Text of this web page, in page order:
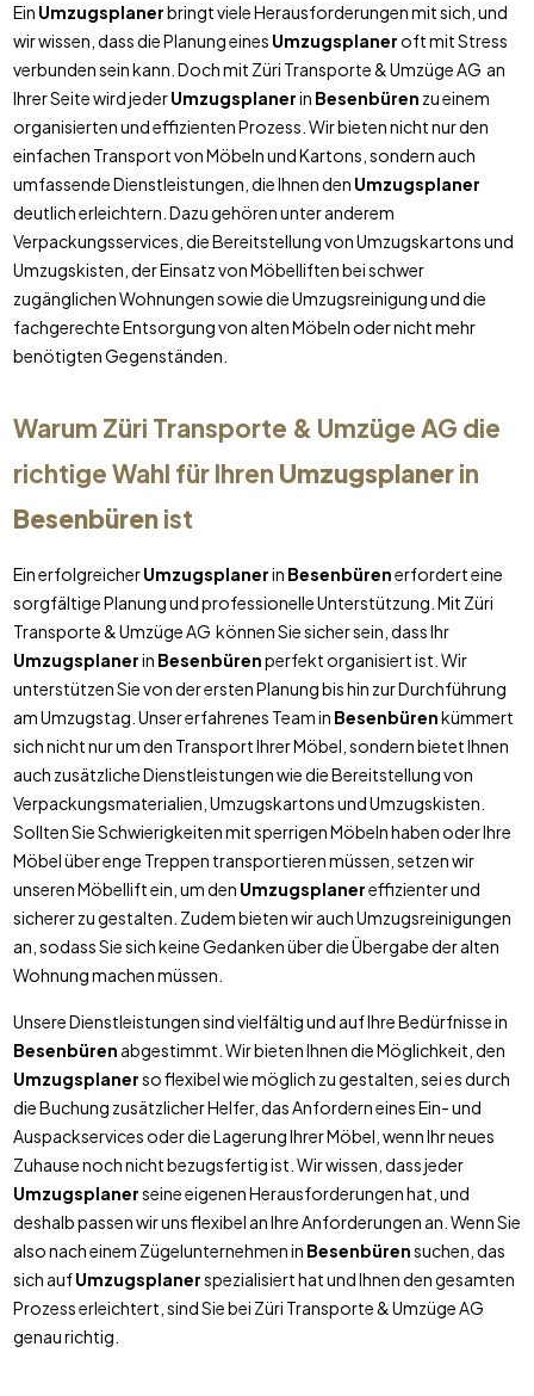
Ein Umzugsplanerbringt viele Herausforderungen mit sich, und
wir wissen, dass die Planung eines Umzugsplaneroft mit Stress
verbunden sein kann. Doch mit Züri Transporte & Umzüge AG an
Ihrer Seite wird jederUmzugsplanerin Besenbüren zu einem
organisierten und effizienten Prozess. Wir bieten nicht nur den
einfachen Transport von Möbeln und Kartons, sondern auch
umfassende Dienstleistungen, die Ihnen den Umzugsplaner
deutlich erleichtern. Dazu gehören unter anderem
Verpackungsservices, die Bereitstellung von Umzugskartons und
Umzugskisten, der Einsatz von Möbelliften bei schwer
zugänglichen Wohnungen sowie die Umzugsreinigung und die
fachgerechte Entsorgung von alten Möbeln oder nicht mehr
benötigten Gegenständen.
Warum Züri Transporte & Umzüge AG die
richtige Wahl für Ihren Umzugsplanerin
Besenbürenist
Ein erfolgreicherUmzugsplanerin Besenbürenerfordert eine
sorgfältige Planung und professionelle Unterstützung. Mit Züri
Transporte & Umzüge AG können Sie sicher sein, dass Ihr
Umzugsplanerin Besenbürenperfekt organisiert ist. Wir
unterstützen Sie von der ersten Planung bis hin zur Durchführung
am Umzugstag. Unser erfahrenes Team in Besenbürenkümmert
sich nicht nur um den Transport Ihrer Möbel, sondern bietet Ihnen
auch zusätzliche Dienstleistungen wie die Bereitstellung von
Verpackungsmaterialien, Umzugskartons und Umzugskisten.
Sollten Sie Schwierigkeiten mit sperrigen Möbeln haben oder Ihre
Möbel über enge Treppen transportieren müssen, setzen wir
unseren Möbellift ein, um den Umzugsplanereffizienter und
sicherer zu gestalten. Zudem bieten wir auch Umzugsreinigungen
an, sodass Sie sich keine Gedanken über die Übergabe der alten
Wohnung machen müssen.
Unsere Dienstleistungen sind vielfältig und auf Ihre Bedürfnisse in
Besenbüren abgestimmt. Wir bieten Ihnen die Möglichkeit, den
Umzugsplanerso flexibel wie möglich zu gestalten, sei es durch
die Buchung zusätzlicher Helfer, das Anfordern eines Ein- und
Auspackservices oder die Lagerung Ihrer Möbel, wenn Ihr neues
Zuhause noch nicht bezugsfertig ist. Wir wissen, dass jeder
Umzugsplanerseine eigenen Herausforderungen hat, und
deshalb passen wir uns flexibel an Ihre Anforderungen an. Wenn Sie
also nach einem Zügelunternehmen in Besenbürensuchen, das
sich aufUmzugsplanerspezialisiert hat und Ihnen den gesamten
Prozess erleichtert, sind Sie bei Züri Transporte & Umzüge AG
genau richtig.